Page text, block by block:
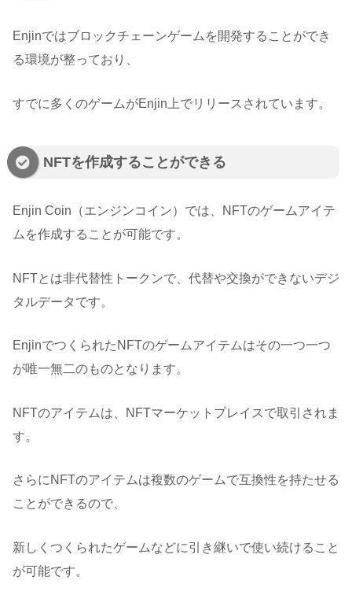
Enjinではブロックチェーンゲームを開発することができ
る環境が整っており、
すでに多くのゲームがEnjin上でリリースされています。
NFTを作成することができる
Enjin Coin（エンジンコイン）では、NFTのゲームアイテ
ムを作成することが可能です。
NFTとは非代替性トークンで、代替や交換ができないデジ
タルデータです。
EnjinでつくられたNFTのゲームアイテムはその一つ一つ
が唯一無二のものとなります。
NFTのアイテムは、NFTマーケットプレイスで取引されま
す。
さらにNFTのアイテムは複数のゲームで互換性を持たせる
ことができるので、
新しくつくられたゲームなどに引き継いで使い続けること
が可能です。